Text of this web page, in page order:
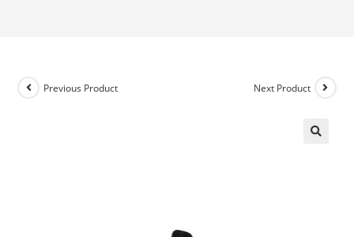
Previous Product Next Product